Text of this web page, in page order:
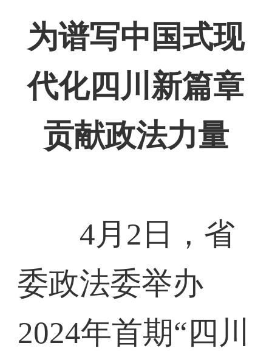
为谱写中国式现
代化四川新篇章
贡献政法力量
4月2日，省
委政法委举办
2024年首期“四川